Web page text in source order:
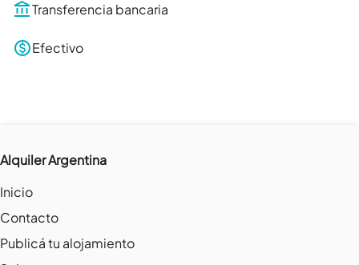
Transferencia bancaria
Efectivo
Alquiler Argentina
Inicio
Contacto
Publicá tu alojamiento